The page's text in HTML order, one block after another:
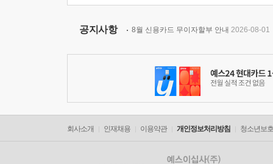
공지사항 8월 신용카드 무이자할부 안내 2026-08-01
회사소개 인재채용 이용약관 개인정보처리방침 청소년보